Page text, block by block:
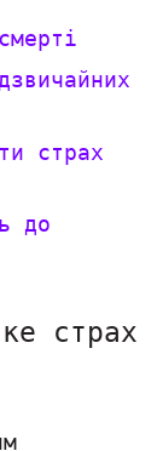
страх
до
страх